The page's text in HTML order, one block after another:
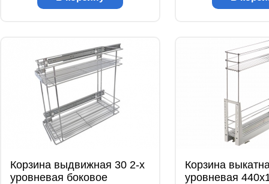
Корзина выдвижная 30 2-х
уровневая боковое
Корзина
уровневая